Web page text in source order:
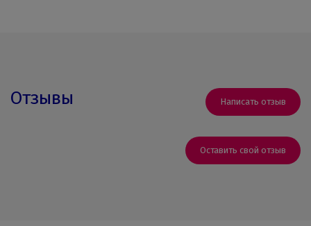
Отзывы Написать отзыв
Оставить свой отзыв